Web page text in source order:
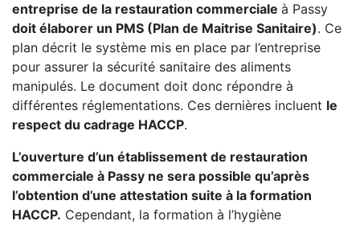
entreprise de la restauration commerciale à Passy
doit élaborer un PMS (Plan de Maitrise Sanitaire). Ce
plan décrit le système mis en place par l’entreprise
pour assurer la sécurité sanitaire des aliments
manipulés. Le document doit donc répondre à
différentes réglementations. Ces dernières incluent le
respect du cadrage HACCP.
L’ouverture d’un établissement de restauration
commerciale à Passy ne sera possible qu’après
l’obtention d’une attestation suite à la formation
HACCP. Cependant, la formation à l’hygiène